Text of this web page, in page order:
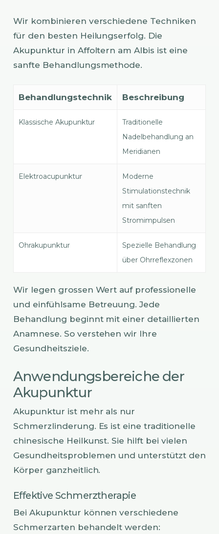
Wir kombinieren verschiedene Techniken
für den besten Heilungserfolg. Die
Akupunktur in Affoltern am Albis ist eine
sanfte Behandlungsmethode.
Behandlungstechnik Beschreibung
Klassische Akupunktur
Traditionelle
Nadelbehandlung an
Meridianen
Elektroacupunktur
Moderne
Stimulationstechnik
mit sanften
Stromimpulsen
Ohrakupunktur
Spezielle Behandlung
über Ohrreflexzonen
Wir legen grossen Wert auf professionelle
und einfühlsame Betreuung. Jede
Behandlung beginnt mit einer detaillierten
Anamnese. So verstehen wir Ihre
Gesundheitsziele.
Anwendungsbereiche der
Akupunktur
Akupunktur ist mehr als nur
Schmerzlinderung. Es ist eine traditionelle
chinesische Heilkunst. Sie hilft bei vielen
Gesundheitsproblemen und unterstützt den
Körper ganzheitlich.
Effektive Schmerztherapie
Bei Akupunktur können verschiedene
Schmerzarten behandelt werden: